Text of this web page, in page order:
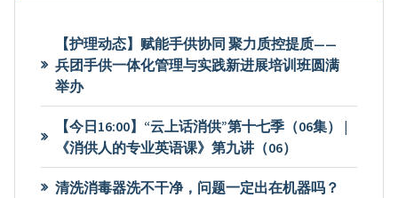
【护理动态】赋能手供协同 聚力质控提质——
兵团手供一体化管理与实践新进展培训班圆满
举办
【今日16:00】“云上话消供”第十七季（06集） |
《消供人的专业英语课》第九讲（06）
清洗消毒器洗不干净，问题一定出在机器吗？